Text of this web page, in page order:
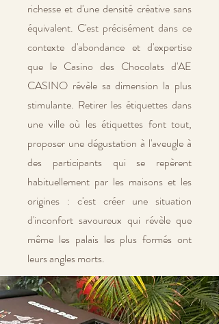
richesse et d'une densité créative sans
équivalent. C'est précisément dans ce
contexte d'abondance et d'expertise
que le Casino des Chocolats d'AE
CASINO révèle sa dimension la plus
stimulante. Retirer les étiquettes dans
une ville où les étiquettes font tout,
proposer une dégustation à l'aveugle à
des participants qui se repèrent
habituellement par les maisons et les
origines : c'est créer une situation
d'inconfort savoureux qui révèle que
même les palais les plus formés ont
leurs angles morts.